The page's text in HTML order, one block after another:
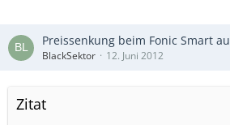
Preissenkung beim Fonic Smart
BlackSektor 12. Juni 2012
Zitat